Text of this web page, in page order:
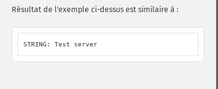
Résultat de l'exemple ci-dessus est similaire à :
STRING: Test server